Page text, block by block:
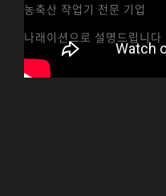
농축산 작업기 전문 기업
나래이션으로 설명드립니다